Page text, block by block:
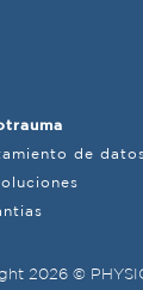
de
2026 ©